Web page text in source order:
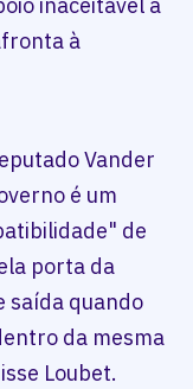
inaceitável a
à
Vander
é um
de
porta da
saída quando
da mesma
Loubet.